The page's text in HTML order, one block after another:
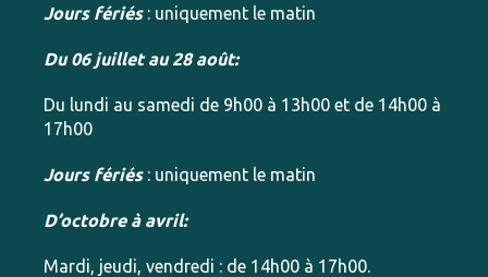
Jours fériés: uniquement le matin
Du 06 juillet au 28 août:
Du lundi au samedi de 9h00 à 13h00 et de 14h00 à
17h00
Jours fériés: uniquement le matin
D’octobre à avril:
Mardi, jeudi, vendredi : de 14h00 à 17h00.